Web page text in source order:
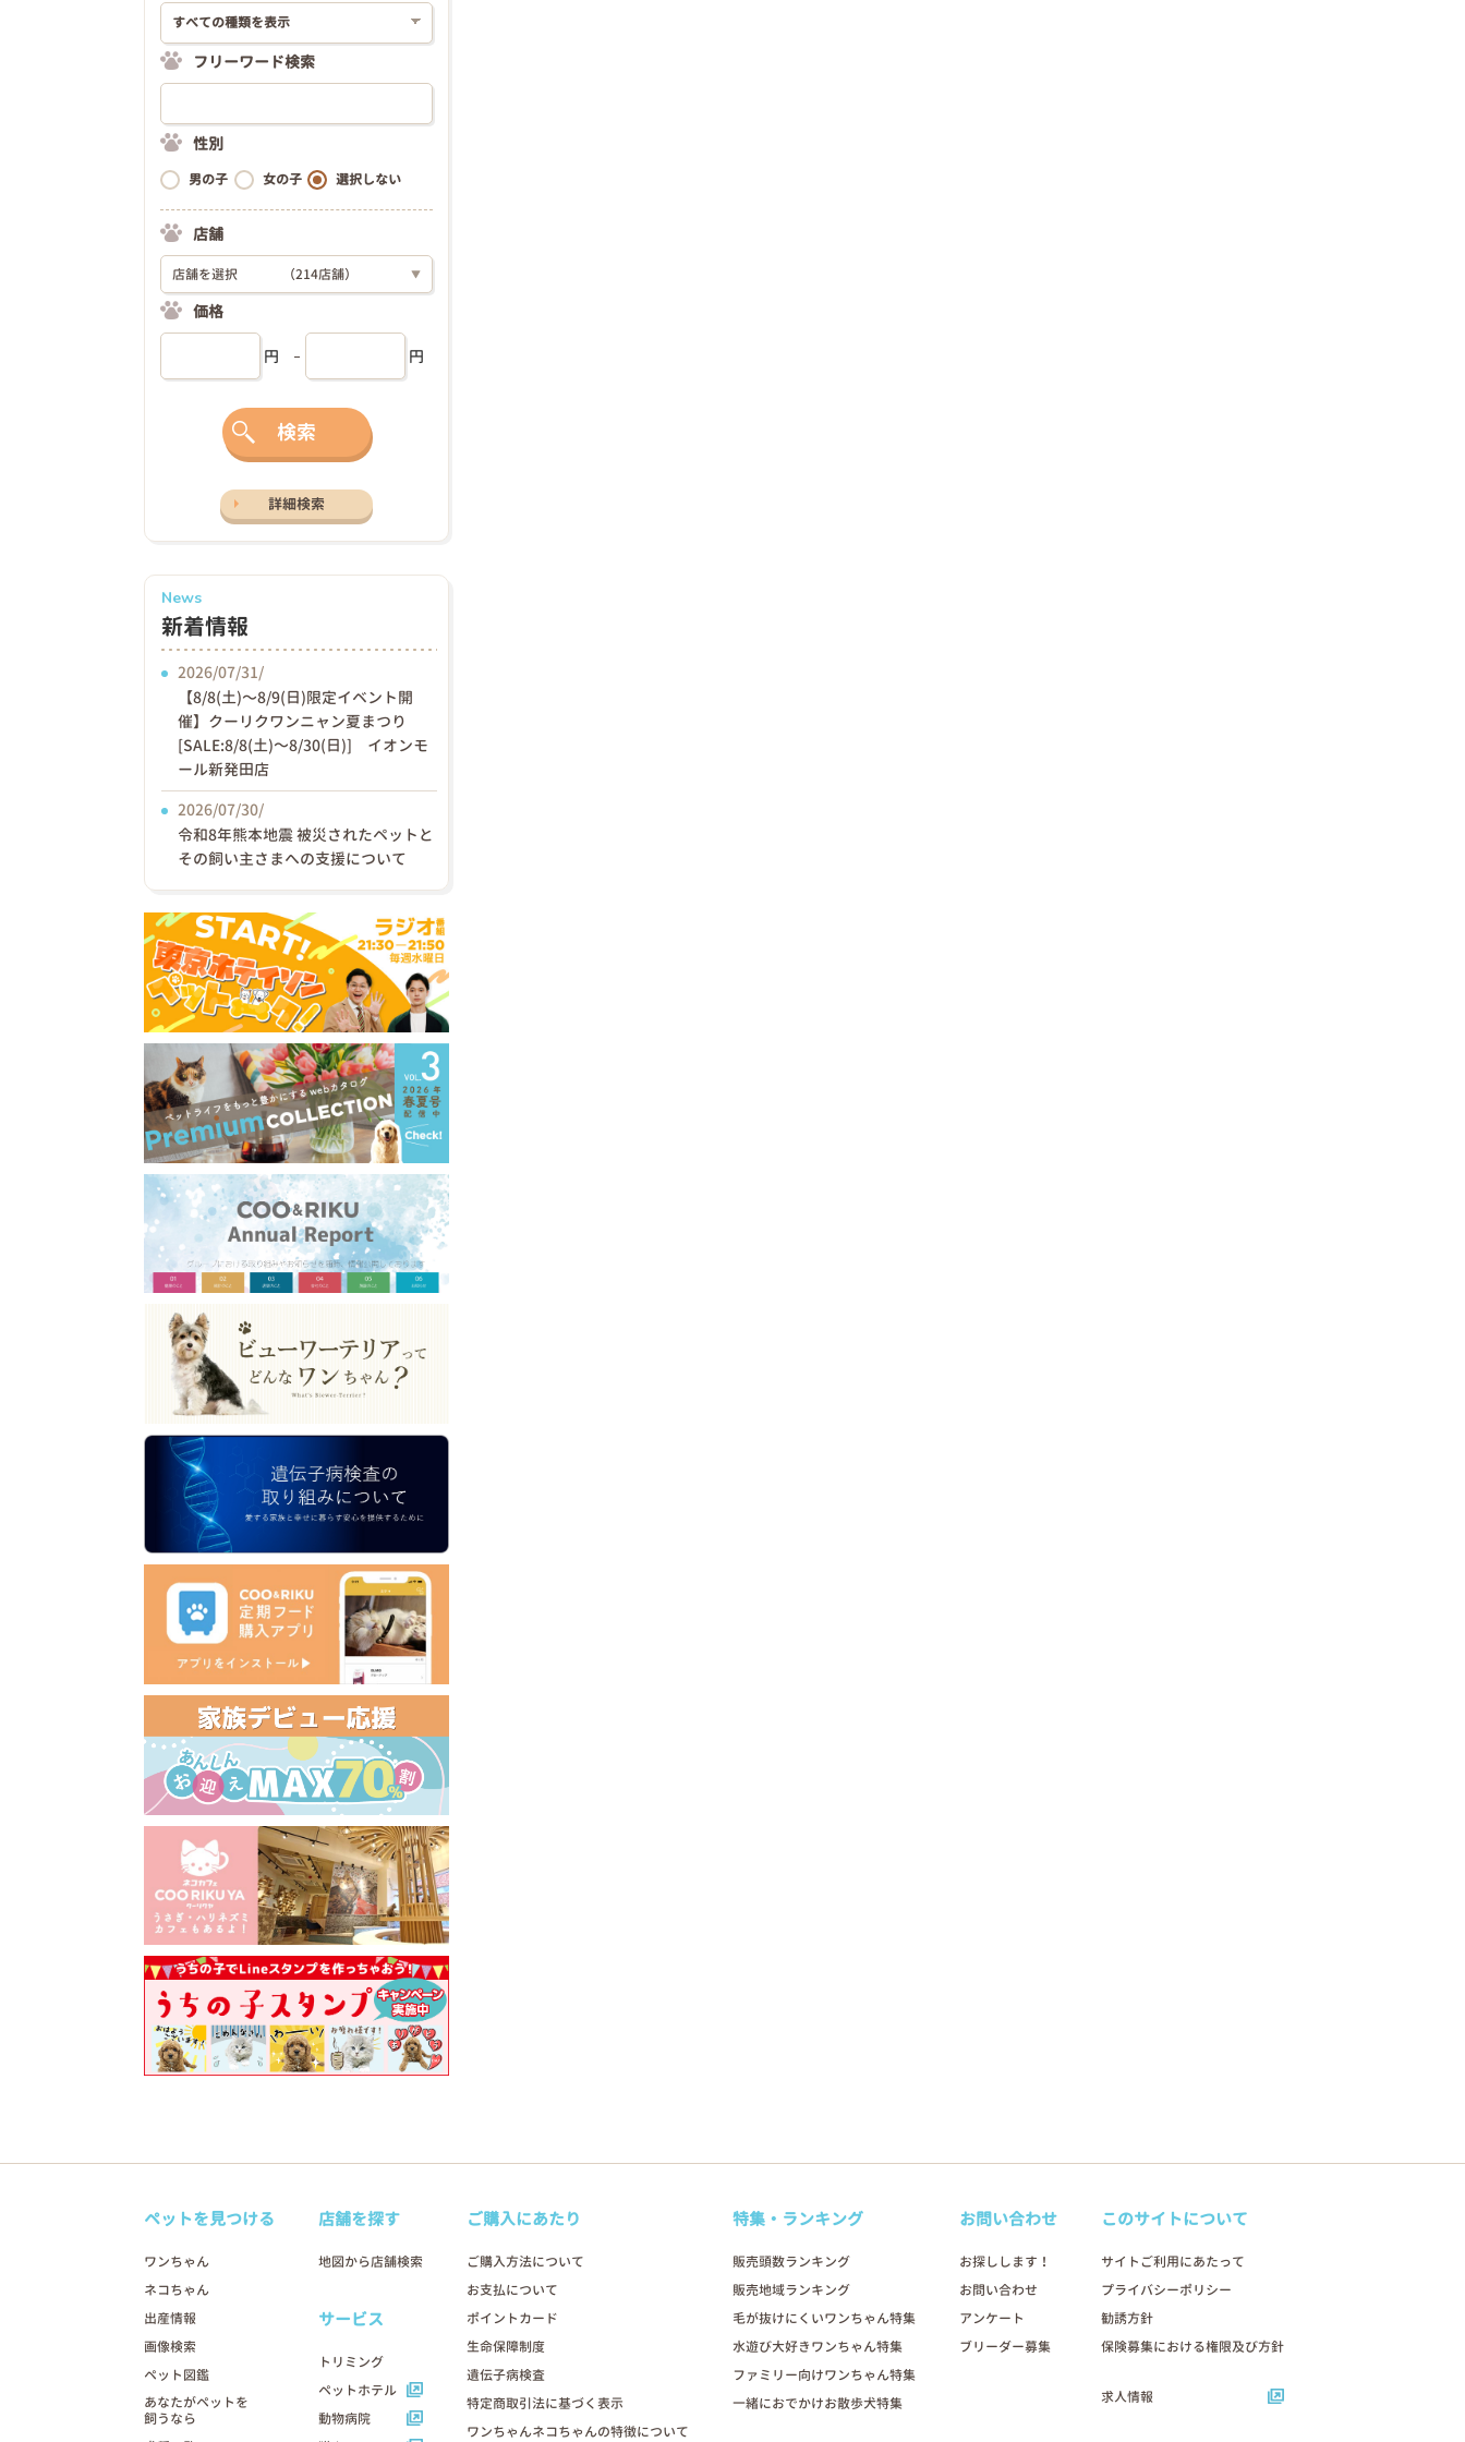
フリーワード検索
性別
男の子 女の子 選択しない
店舗
店舗を選択 （214店舗） ▼
価格
円 円
検索
詳細検索
News
新着情報
2026/07/31/
【8/8(土)〜8/9(日)限定イベント開
催】クーリクワンニャン夏まつり
[SALE:8/8(土)～8/30(日)] イオンモ
ール新発田店
2026/07/30/
令和8年熊本地震 被災されたペットと
その飼い主さまへの支援について
ペットを見つける
ワンちゃん
ネコちゃん
出産情報
画像検索
ペット図鑑
あなたがペットを
飼うなら
店舗を探す
地図から店舗検索
サービス
トリミング
ペットホテル
動物病院
ご購入にあたり
ご購入方法について
お支払について
ポイントカード
生命保障制度
遺伝子病検査
特定商取引法に基づく表示
ワンちゃんネコちゃんの特徴について
特集・ランキング
販売頭数ランキング
販売地域ランキング
毛が抜けにくいワンちゃん特集
水遊び大好きワンちゃん特集
ファミリー向けワンちゃん特集
一緒におでかけお散歩犬特集
お問い合わせ
お探しします！
お問い合わせ
アンケート
ブリーダー募集
このサイトについて
サイトご利用にあたって
プライバシーポリシー
勧誘方針
保険募集における権限及び方針
求人情報